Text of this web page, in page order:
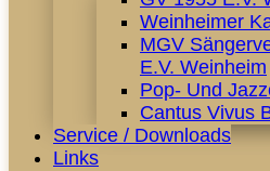
Weinheimer
MGV
E.V. Weinheim
Pop- Und
Cantus Vivus
Service / Downloads
Links